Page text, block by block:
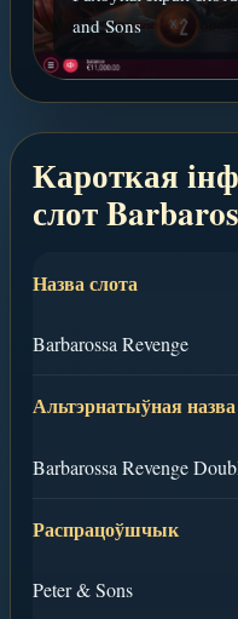
and Sons
Кароткая
слот
Назва слота
Barbarossa Revenge
Альтэрнатыўная назва
Barbarossa Revenge
Распрацоўшчык
Peter & Sons